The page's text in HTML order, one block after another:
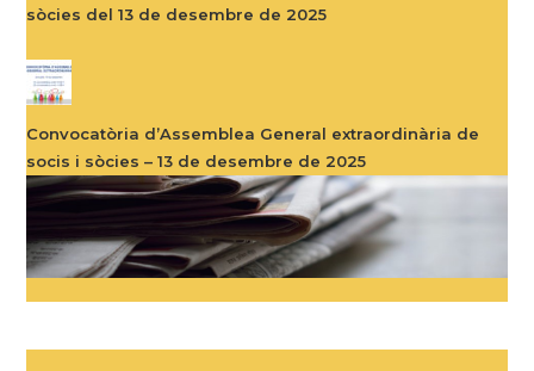
sòcies del 13 de desembre de 2025
Convocatòria d’Assemblea General extraordinària de
socis i sòcies – 13 de desembre de 2025